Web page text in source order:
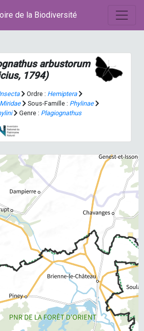
de la Biodiversité
arbustorum
1794)
Ordre : Hemiptera
Miridae Sous-Famille : Phylinae
Genre : Plagiognathus